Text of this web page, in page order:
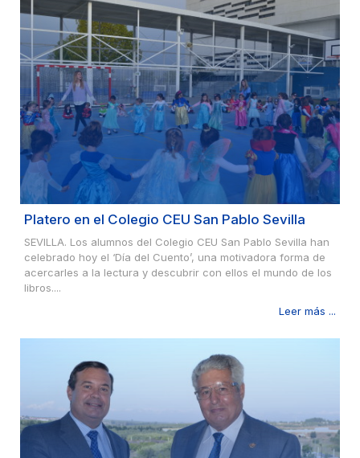
Platero en el Colegio CEU San Pablo Sevilla
SEVILLA. Los alumnos del Colegio CEU San Pablo Sevilla han
celebrado hoy el ‘Día del Cuento’, una motivadora forma de
acercarles a la lectura y descubrir con ellos el mundo de los
libros....
Leer más ...